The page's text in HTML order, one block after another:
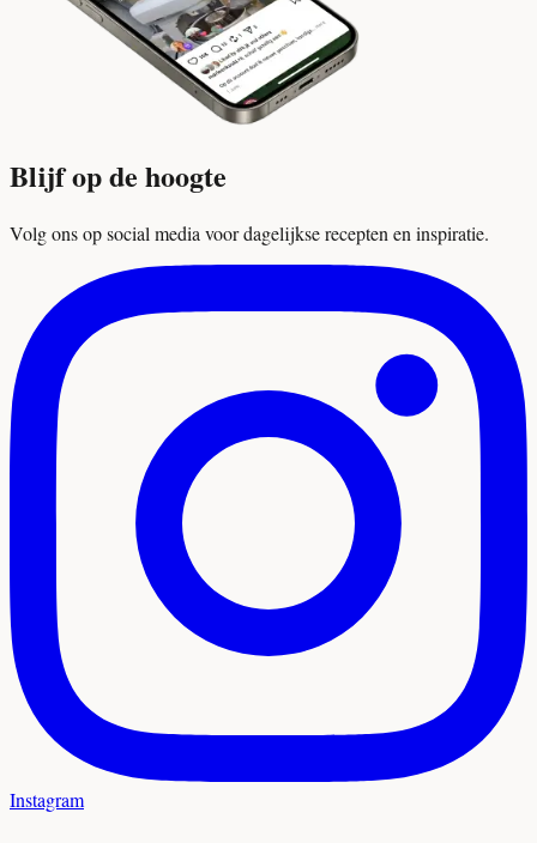
Blijf op de hoogte
Volg ons op social media voor dagelijkse recepten en inspiratie.
Instagram